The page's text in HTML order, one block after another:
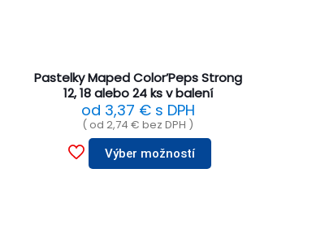
Pastelky Maped Color’Peps Strong
12, 18 alebo 24 ks v balení
od 3,37 €s DPH
( od2,74€ bez DPH )
Výber možností